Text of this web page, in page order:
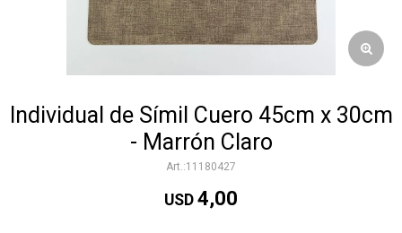
Individual de Símil Cuero 45cm x 30cm
- Marrón Claro
11180427
USD 4,00